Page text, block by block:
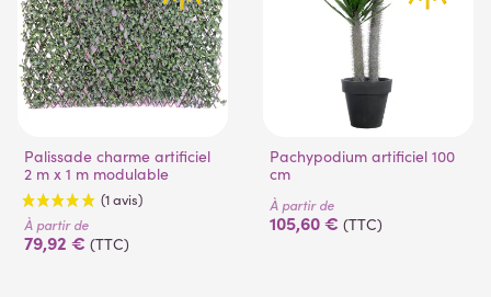
Palissade charme artificiel
2 m x 1 m modulable
À partir de
79,92 € (TTC)
Pachypodium artificiel 100
cm
À partir de
105,60 € (TTC)